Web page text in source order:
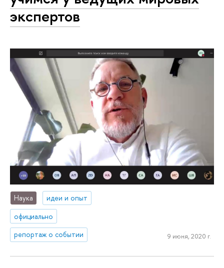
экспертов
Наука
идеи и опыт
официально
репортаж о событии
9 июня, 2020 г.